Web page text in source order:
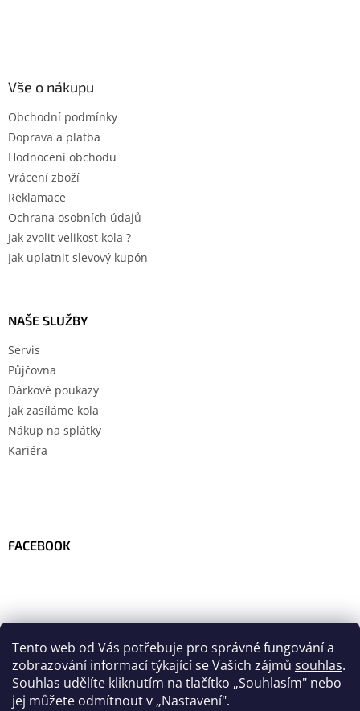
Tento web od Vás potřebuje pro správné fungování a
zobrazování informací týkající se Vašich zájmů souhlas.
Souhlas udělíte kliknutím na tlačítko „Souhlasím" nebo
jej můžete odmítnout v „Nastavení".
Vše o nákupu
Obchodní podmínky
Doprava a platba
Hodnocení obchodu
Vrácení zboží
Reklamace
Ochrana osobních údajů
Jak zvolit velikost kola ?
Jak uplatnit slevový kupón
NAŠE SLUŽBY
Servis
Půjčovna
Dárkové poukazy
Jak zasíláme kola
Nákup na splátky
Kariéra
FACEBOOK